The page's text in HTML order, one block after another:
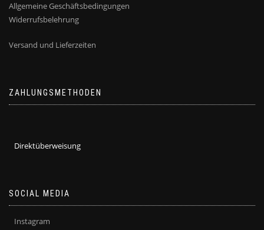
Allgemeine Geschäftsbedingungen
Widerrufsbelehrung
Versand und Lieferzeiten
ZAHLUNGSMETHODEN
Direktüberweisung
SOCIAL MEDIA
Instagram